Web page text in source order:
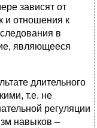
зависят от
и отношения к
в
являющееся
длительного
т.е. не
регуляции
навыков –